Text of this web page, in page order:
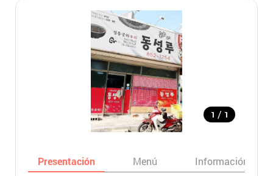
1 / 1
Presentación Menú Información